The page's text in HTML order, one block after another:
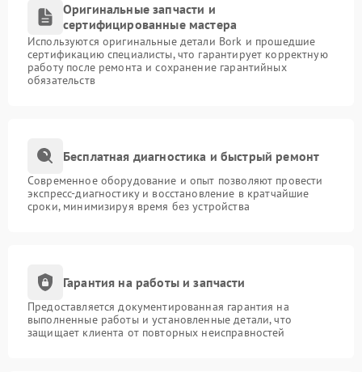
Оригинальные запчасти и
сертифицированные мастера
Используются оригинальные детали Bork и прошедшие
сертификацию специалисты, что гарантирует корректную
работу после ремонта и сохранение гарантийных
обязательств
Бесплатная диагностика и быстрый ремонт
Современное оборудование и опыт позволяют провести
экспресс-диагностику и восстановление в кратчайшие
сроки, минимизируя время без устройства
Гарантия на работы и запчасти
Предоставляется документированная гарантия на
выполненные работы и установленные детали, что
защищает клиента от повторных неисправностей